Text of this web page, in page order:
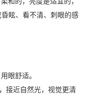
眩、看不清、刺眼的感
眼舒适。
接近自然光，视觉更清